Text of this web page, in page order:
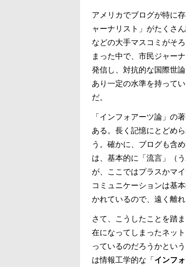
アメリカでブログが特に
ャーナリスト」がたくさ
などの大手マスコミがそ
まった中で、市民ジャー
発信し、対抗的な国際世
あり一定の水準を持って
だ。
「インフォアーツ論」の
ある。長く記憶にとどめ
う。確かに、ブログも含
は、基本的に「流言」（
が、ここではプラスかマ
コミュニケーションは基
かれているので、遠く離
さて、こうしたことを踏
在になってしまったネッ
っているのだろうかとい
は情報工学的な「 インフ